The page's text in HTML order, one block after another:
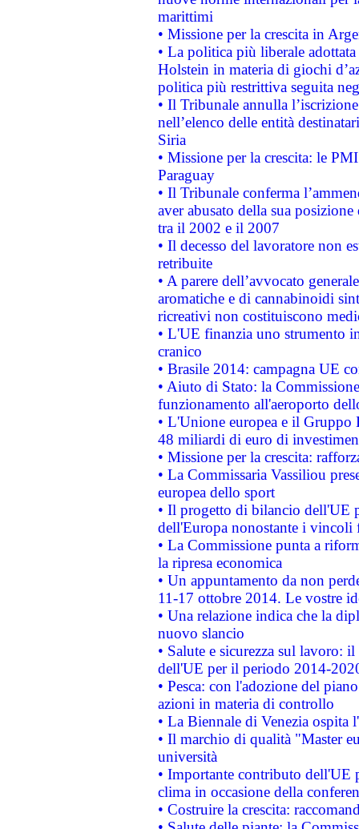
marittimi
• Missione per la crescita in
• La politica più liberale
Holstein in materia di giochi
politica più restrittiva seguita
• Il Tribunale annulla
nell’elenco delle entità
Siria
• Missione per la crescita: le
Paraguay
• Il Tribunale conferma
aver abusato della sua
tra il 2002 e il 2007
• Il decesso del lavoratore non
retribuite
• A parere dell’avvocato
aromatiche e di cannabinoidi
ricreativi non costituiscono
• L'UE finanzia uno strumento
cranico
• Brasile 2014: campagna UE
• Aiuto di Stato: la
funzionamento all'aeroporto
• L'Unione europea e il
48 miliardi di euro di
• Missione per la crescita:
• La Commissaria Vassiliou
europea dello sport
• Il progetto di bilancio dell'UE
dell'Europa nonostante i vincoli
• La Commissione punta a
la ripresa economica
• Un appuntamento da non
11-17 ottobre 2014. Le vostre
• Una relazione indica che la
nuovo slancio
• Salute e sicurezza sul lavoro:
dell'UE per il periodo 2014-
• Pesca: con l'adozione del
azioni in materia di controllo
• La Biennale di Venezia ospita
• Il marchio di qualità "Master
università
• Importante contributo dell'UE
clima in occasione della
• Costruire la crescita: